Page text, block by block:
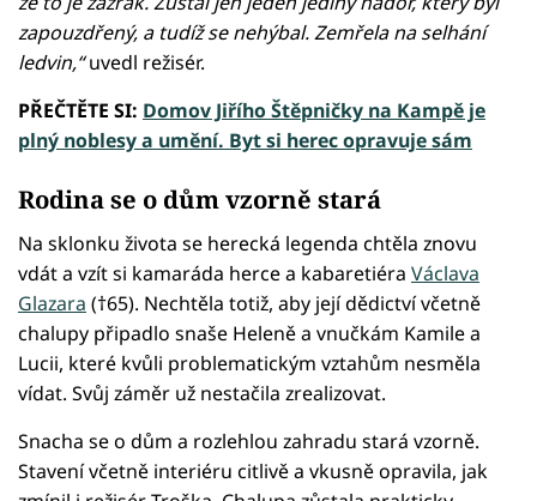
zapouzdřený, a tudíž se nehýbal. Zemřela na selhání
ledvin,“uvedl režisér.
PŘEČTĚTE SI: Domov Jiřího Štěpničky na Kampě je
plný noblesy a umění. Byt si herec opravuje sám
Rodina se o dům vzorně stará
Na sklonku života se herecká legenda chtěla znovu
vdát a vzít si kamaráda herce a kabaretiéra Václava
Glazara (†65). Nechtěla totiž, aby její dědictví včetně
chalupy připadlo snaše Heleně a vnučkám Kamile a
Lucii, které kvůli problematickým vztahům nesměla
vídat. Svůj záměr už nestačila zrealizovat.
Snacha se o dům a rozlehlou zahradu stará vzorně.
Stavení včetně interiéru citlivě a vkusně opravila, jak